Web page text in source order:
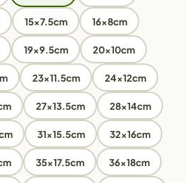
15x7.5cm 16x8cm
19x9.5cm 20x10cm
23x11.5cm 24x12cm
27x13.5cm 28x14cm
31x15.5cm 32x16cm
35x17.5cm 36x18cm